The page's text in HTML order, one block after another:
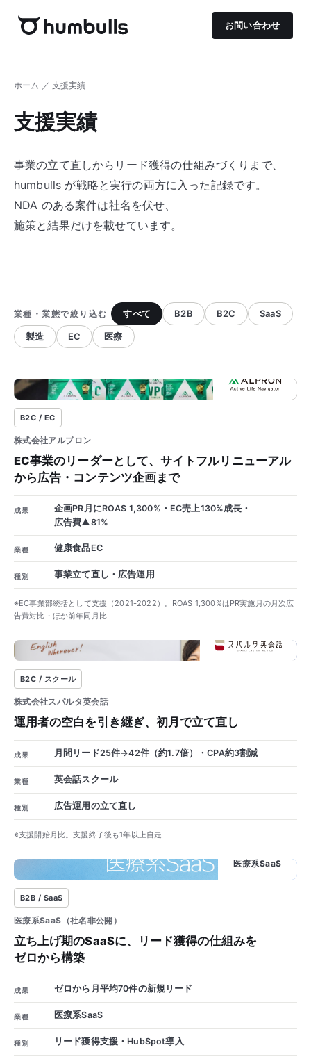
お問い合わせ
ホーム ／ 支援実績
支援実績
事業の立て直しから リード獲得の仕組みづくりまで、
humbulls が戦略と実行の両方に入った記録です。
NDA のある案件は社名を伏せ、
施策と結果だけを載せています。
業種・業態で絞り込む すべて B2B B2C SaaS
製造 EC 医療
130%
B2C / EC
株式会社アルプロン
EC事業のリーダーとして、サイトフルリニューアル
から広告・コンテンツ企画まで
成果 企画PR月にROAS 1,300% ・EC売上130%成長・
広告費▲81%
業種 健康食品EC
種別 事業立て直し・広告運用
※EC事業部統括として支援（2021-2022）。ROAS 1,300%はPR実施月の月次広
告費対比・ほか前年同月比
B2C / スクール
株式会社スパルタ英会話
運用者の空白を引き継ぎ、初月で立て直し
成果 月間リード25件→42件（約1.7倍）・CPA約3割減
業種 英会話スクール
種別 広告運用の立て直し
※支援開始月比。支援終了後も1年以上自走
70件 医療系SaaS
B2B / SaaS
医療系SaaS（社名非公開）
立ち上げ期のSaaSに、リード獲得の仕組みを
ゼロから構築
成果 ゼロから月平均70件の新規リード
業種 医療系SaaS
種別 リード獲得支援・HubSpot導入